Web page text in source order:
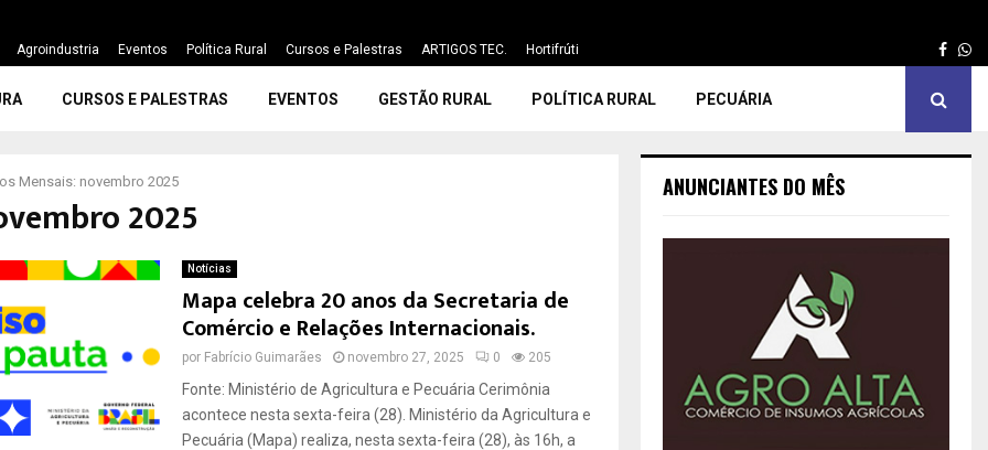
Agroindustria Eventos Política Rural Cursos e Palestras ARTIGOS TEC. Hortifrúti
CURSOS E PALESTRAS EVENTOS GESTÃO RURAL POLÍTICA RURAL PECUÁRIA
Mensais: novembro 2025
2025
Notícias
Mapa celebra 20 anos da Secretaria de
Comércio e Relações Internacionais.
por Fabrício Guimarães novembro 27, 2025 0 205
Fonte: Ministério de Agricultura e Pecuária Cerimônia
acontece nesta sexta-feira (28). Ministério da Agricultura e
Pecuária (Mapa) realiza, nesta sexta-feira (28), às 16h, a
ANUNCIANTES DO MÊS